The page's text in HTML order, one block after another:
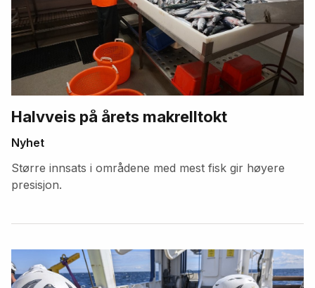
Halvveis på årets makrelltokt
Nyhet
Større innsats i områdene med mest fisk gir høyere
presisjon.